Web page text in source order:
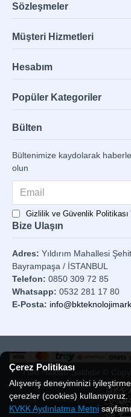
Sözleşmeler
Müşteri Hizmetleri
Hesabım
Popüler Kategoriler
Bülten
Bültenimize kaydolarak
olun
Gizlilik ve Güvenlik Politikası
Bize Ulaşın
Adres: Yıldırım Mahallesi
Bayrampaşa / İSTANBUL
Telefon: 0850 309 72 85
Whatsapp: 0532 281 17 80
E-Posta:
Tüm Hakları Saklıdır ©
Çerez Politikası
Alışveriş deneyiminizi
çerezler (cookies) kullanıyoruz.
KVKK Aydınlatma Metni